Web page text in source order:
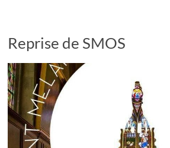
Reprise de SMOS